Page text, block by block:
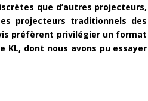
que d’autres projecteurs,
projecteurs traditionnels des
préfèrent privilégier un format
KL, dont nous avons pu essayer